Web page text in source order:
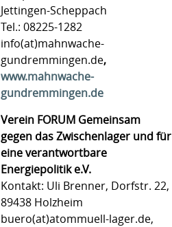
Jettingen-Scheppach
Tel.: 08225-1282
info(at)mahnwache-
gundremmingen.de,
www.mahnwache-
gundremmingen.de
Verein FORUM Gemeinsam
gegen das Zwischenlager und für
eine verantwortbare
Energiepolitik e.V.
Kontakt: Uli Brenner, Dorfstr. 22,
89438 Holzheim
buero(at)atommuell-lager.de,